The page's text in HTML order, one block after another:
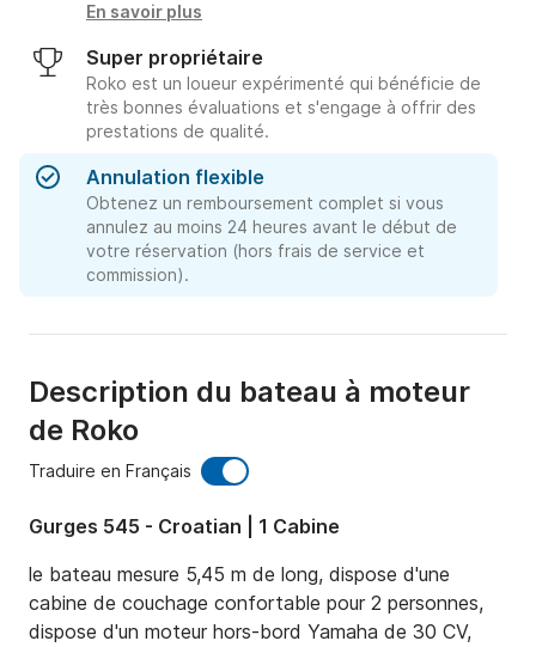
En savoir plus
Super propriétaire
Roko est un loueur expérimenté qui bénéficie de
très bonnes évaluations et s'engage à offrir des
prestations de qualité.
Annulation flexible
Obtenez un remboursement complet si vous
annulez au moins 24 heures avant le début de
votre réservation (hors frais de service et
commission).
Description du bateau à moteur
de Roko
Traduire en Français
Gurges 545 - Croatian | 1 Cabine
le bateau mesure 5,45 m de long, dispose d'une
cabine de couchage confortable pour 2 personnes,
dispose d'un moteur hors-bord Yamaha de 30 CV,